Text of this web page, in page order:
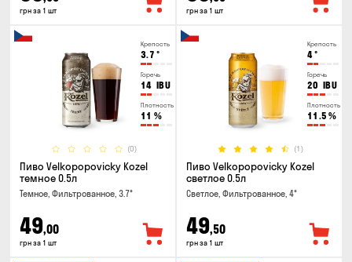
грн за 1 шт грн за 1 шт
Крепость
3.7 °
Горечь
14 IBU
Плотность
11 %
(0)
Пиво Velkopopovicky Kozel
темное 0.5л
Темное, Фильтрованное, 3.7°
49,00
грн за 1 шт
Крепость
4°
Горечь
20 IBU
Плотность
11.5 %
(1)
Пиво Velkopopovicky Kozel
светлое 0.5л
Светлое, Фильтрованное, 4°
49,50
грн за 1 шт